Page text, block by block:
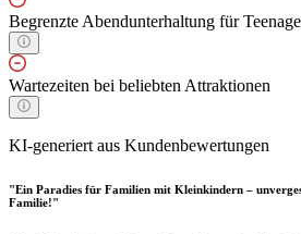
Begrenzte Abendunterhaltung für
Wartezeiten bei beliebten Attraktionen
KI-generiert aus Kundenbewertungen
"Ein Paradies für Familien mit Kleinkindern –
Familie!"